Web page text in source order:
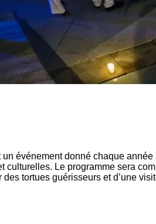
un événement donné chaque
culturelles. Le programme sera
tortues guérisseurs et d’une